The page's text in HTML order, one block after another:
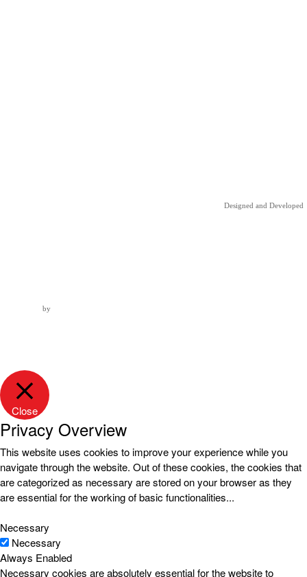
Designed and Developed
by
Close
Privacy Overview
This website uses cookies to improve your experience while you
navigate through the website. Out of these cookies, the cookies that
are categorized as necessary are stored on your browser as they
are essential for the working of basic functionalities...
Necessary
Necessary
Always Enabled
Necessary cookies are absolutely essential for the website to